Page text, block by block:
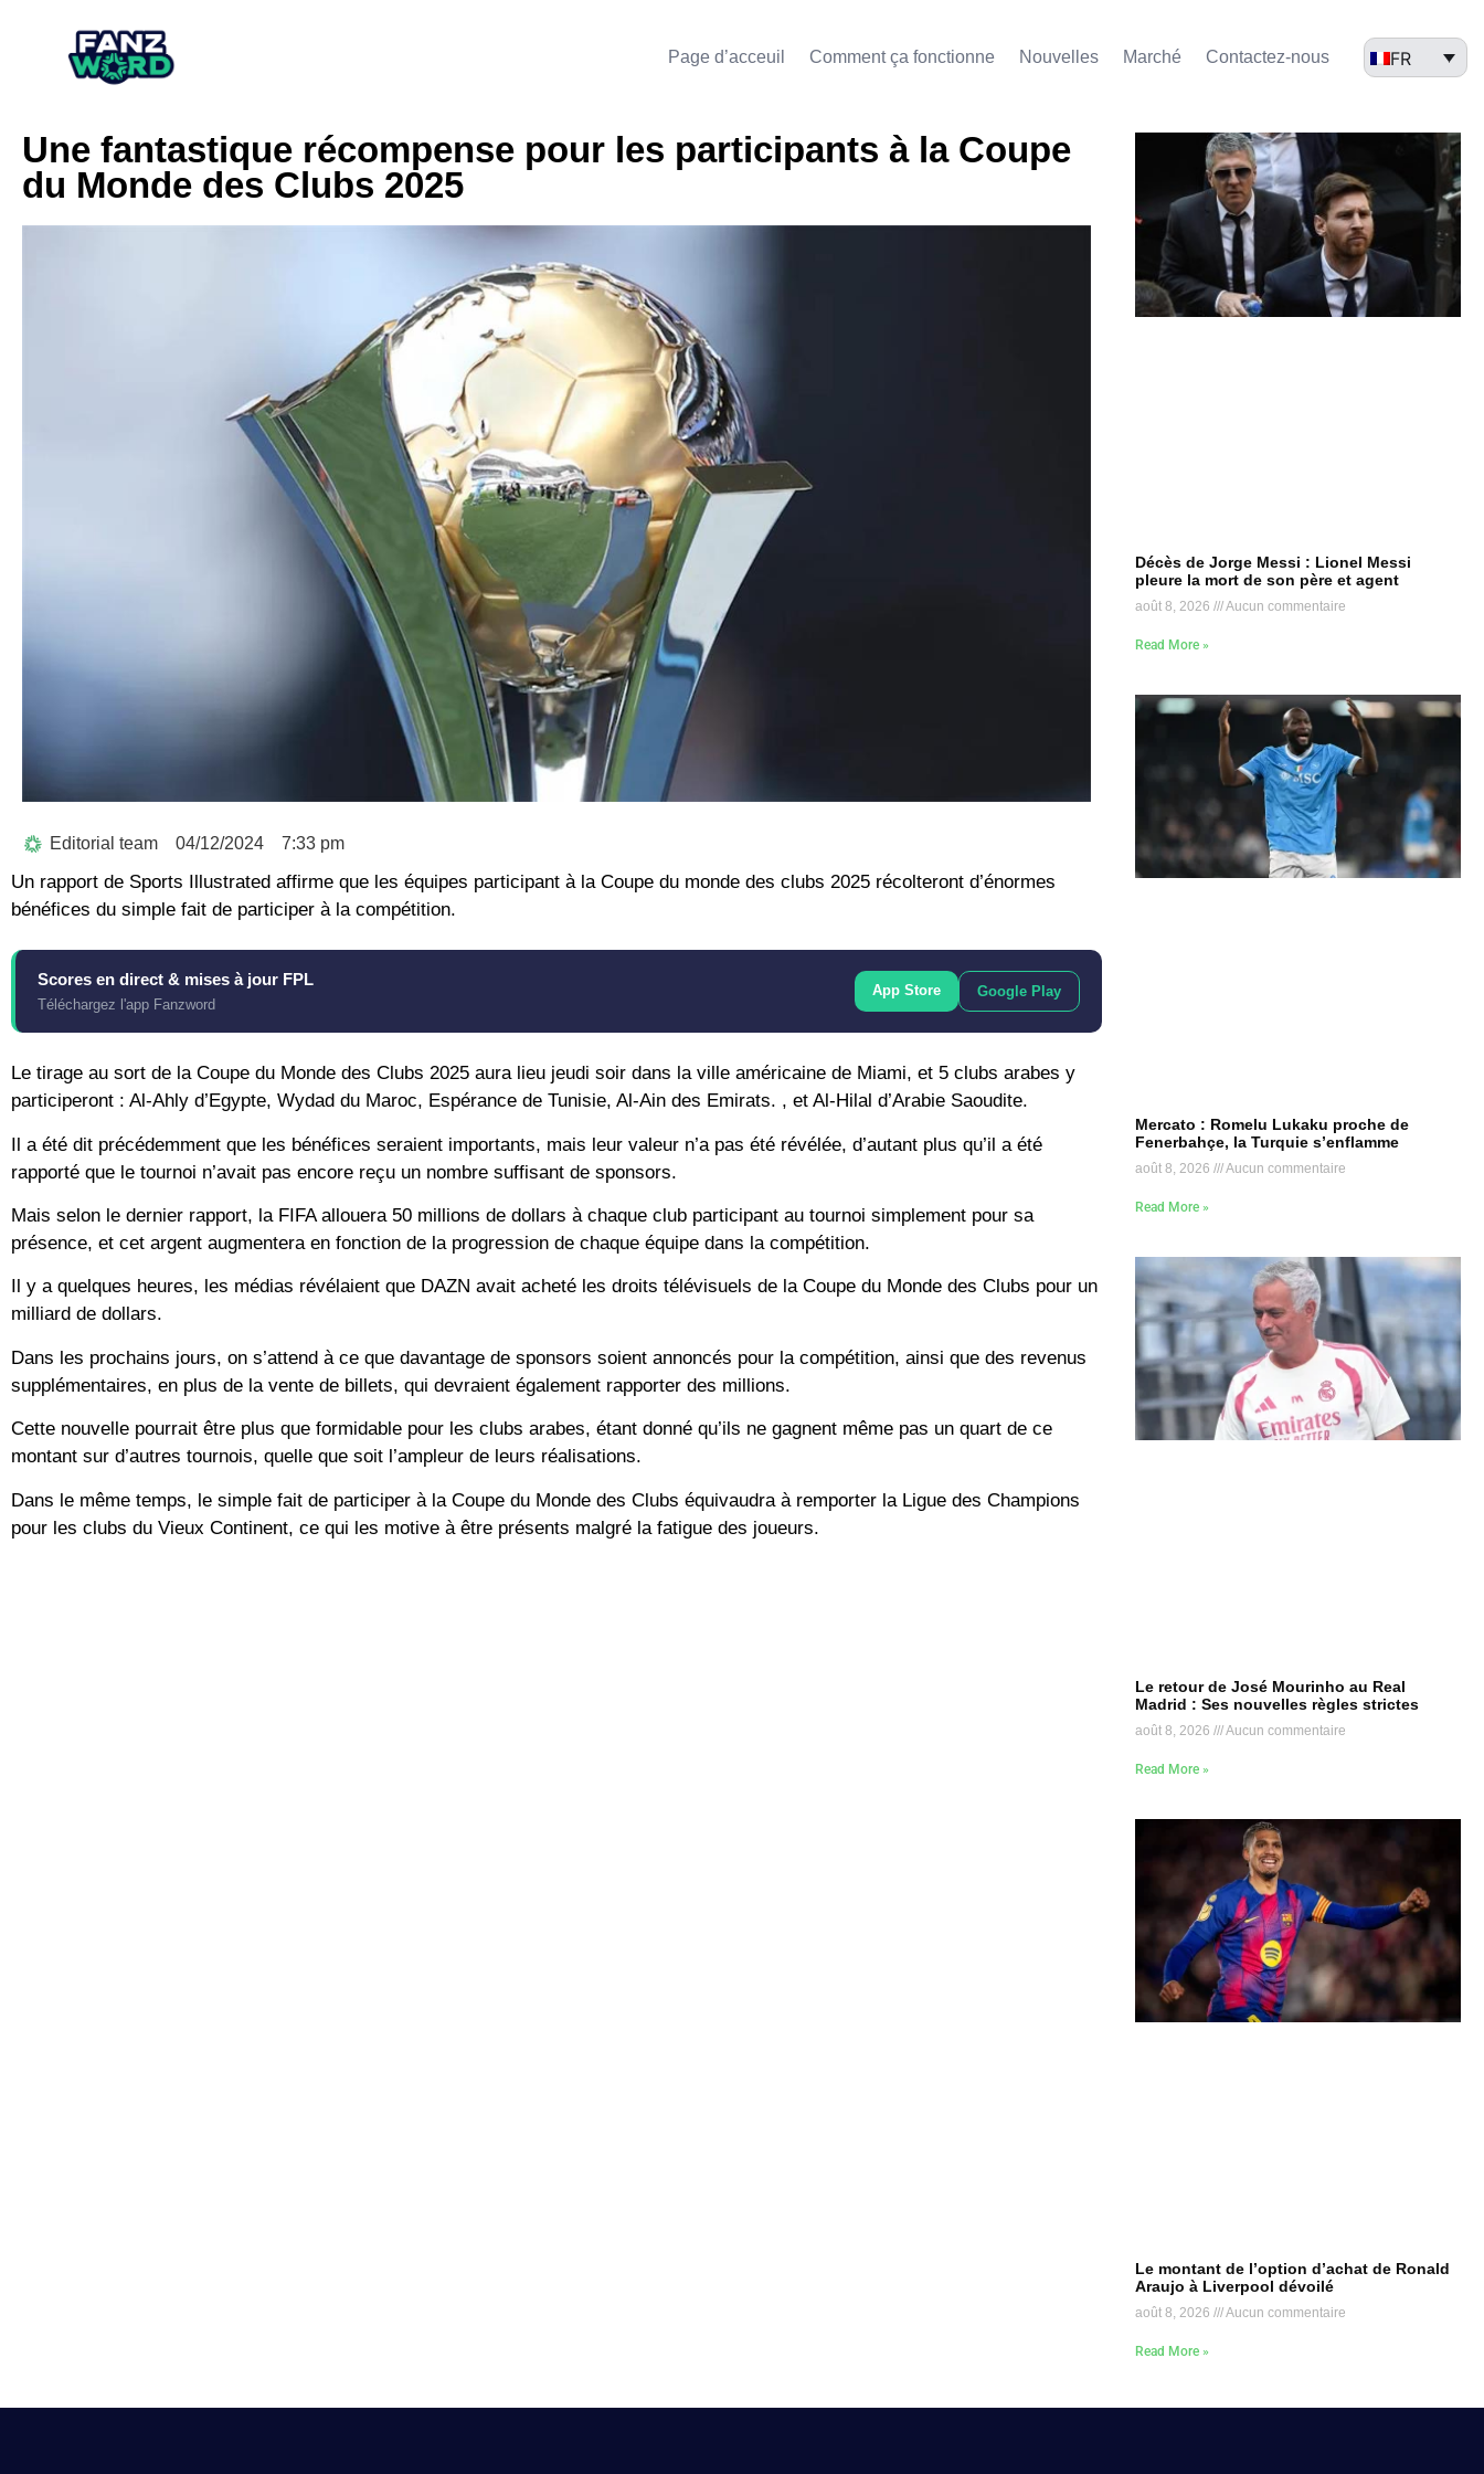
Page d’acceuil Comment ça fonctionne Nouvelles Marché​ Contactez-nous FR
Une fantastique récompense pour les participants à la Coupe
du Monde des Clubs 2025
Editorial team 04/12/2024 7:33 pm
Un rapport de Sports Illustrated affirme que les équipes participant à la Coupe du monde des clubs 2025 récolteront d’énormes
bénéfices du simple fait de participer à la compétition.
Scores en direct & mises à jour FPL
Téléchargez l'app Fanzword
App Store Google Play
Le tirage au sort de la Coupe du Monde des Clubs 2025 aura lieu jeudi soir dans la ville américaine de Miami, et 5 clubs arabes y
participeront : Al-Ahly d’Egypte, Wydad du Maroc, Espérance de Tunisie, Al-Ain des Emirats. , et Al-Hilal d’Arabie Saoudite.
Il a été dit précédemment que les bénéfices seraient importants, mais leur valeur n’a pas été révélée, d’autant plus qu’il a été
rapporté que le tournoi n’avait pas encore reçu un nombre suffisant de sponsors.
Mais selon le dernier rapport, la FIFA allouera 50 millions de dollars à chaque club participant au tournoi simplement pour sa
présence, et cet argent augmentera en fonction de la progression de chaque équipe dans la compétition.
Il y a quelques heures, les médias révélaient que DAZN avait acheté les droits télévisuels de la Coupe du Monde des Clubs pour un
milliard de dollars.
Dans les prochains jours, on s’attend à ce que davantage de sponsors soient annoncés pour la compétition, ainsi que des revenus
supplémentaires, en plus de la vente de billets, qui devraient également rapporter des millions.
Cette nouvelle pourrait être plus que formidable pour les clubs arabes, étant donné qu’ils ne gagnent même pas un quart de ce
montant sur d’autres tournois, quelle que soit l’ampleur de leurs réalisations.
Dans le même temps, le simple fait de participer à la Coupe du Monde des Clubs équivaudra à remporter la Ligue des Champions
pour les clubs du Vieux Continent, ce qui les motive à être présents malgré la fatigue des joueurs.
Décès de Jorge Messi : Lionel Messi
pleure la mort de son père et agent
août 8, 2026 Aucun commentaire
Read More »
Mercato : Romelu Lukaku proche de
Fenerbahçe, la Turquie s’enflamme
août 8, 2026 Aucun commentaire
Read More »
Le retour de José Mourinho au Real
Madrid : Ses nouvelles règles strictes
août 8, 2026 Aucun commentaire
Read More »
Le montant de l’option d’achat de Ronald
Araujo à Liverpool dévoilé
août 8, 2026 Aucun commentaire
Read More »